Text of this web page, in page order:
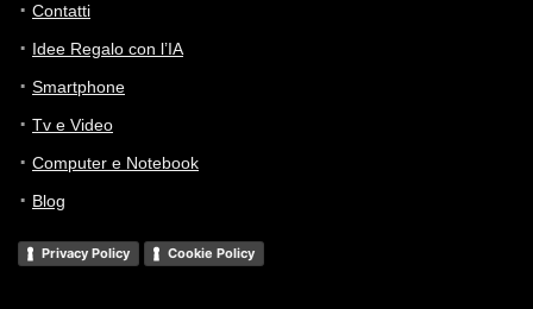
Contatti
Idee Regalo con l’IA
Smartphone
Tv e Video
Computer e Notebook
Blog
Privacy Policy Cookie Policy